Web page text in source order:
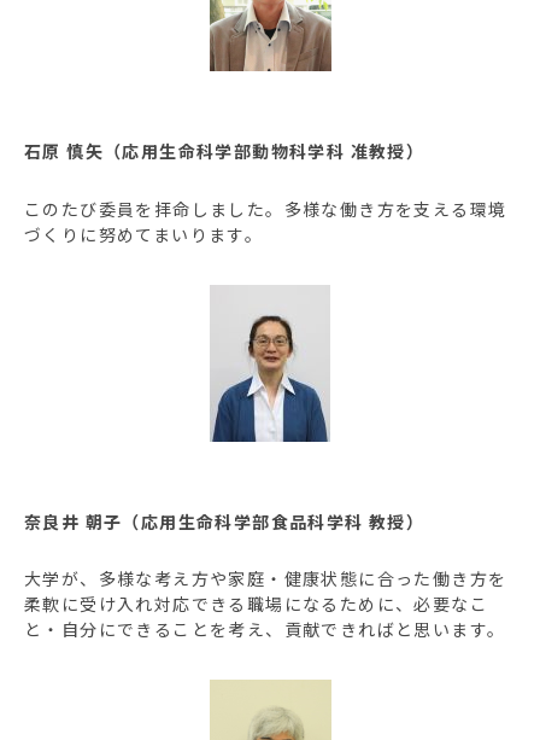
石原 慎矢（応用生命科学部動物科学科 准教授）
このたび委員を拝命しました。多様な働き方を支える環境
づくりに努めてまいります。
奈良井 朝子（応用生命科学部食品科学科 教授）
大学が、多様な考え方や家庭・健康状態に合った働き方を
柔軟に受け入れ対応できる職場になるために、必要なこ
と・自分にできることを考え、貢献できればと思います。